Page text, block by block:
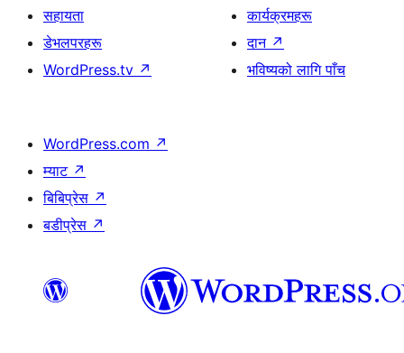
सहायता
डेभलपरहरू
WordPress.tv ↗
कार्यक्रमहरू
दान ↗
भविष्यको लागि पाँच
WordPress.com ↗
म्याट ↗
बिबिप्रेस ↗
बडीप्रेस ↗